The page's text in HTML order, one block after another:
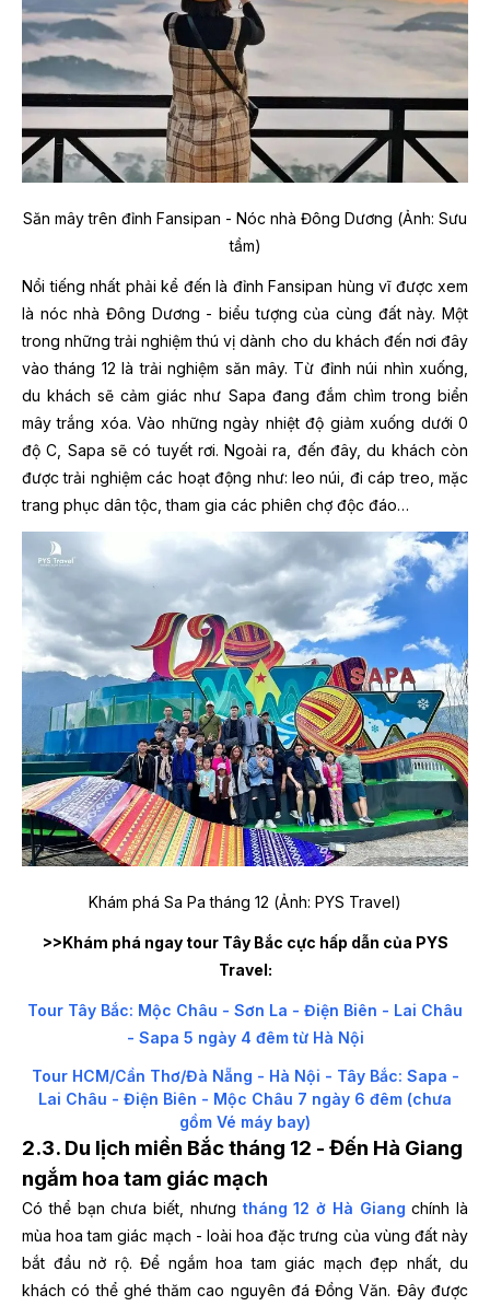
Săn mây trên đỉnh Fansipan - Nóc nhà Đông Dương (Ảnh: Sưu
tầm)
Nổi tiếng nhất phải kể đến là đỉnh Fansipan hùng vĩ được xem
là nóc nhà Đông Dương - biểu tượng của cùng đất này. Một
trong những trải nghiệm thú vị dành cho du khách đến nơi đây
vào tháng 12 là trải nghiệm săn mây. Từ đỉnh núi nhìn xuống,
du khách sẽ cảm giác như Sapa đang đắm chìm trong biển
mây trắng xóa. Vào những ngày nhiệt độ giảm xuống dưới 0
độ C, Sapa sẽ có tuyết rơi. Ngoài ra, đến đây, du khách còn
được trải nghiệm các hoạt động như: leo núi, đi cáp treo, mặc
trang phục dân tộc, tham gia các phiên chợ độc đáo…
Khám phá Sa Pa tháng 12 (Ảnh: PYS Travel)
>>Khám phá ngay tour Tây Bắc cực hấp dẫn của PYS
Travel:
Tour Tây Bắc: Mộc Châu - Sơn La - Điện Biên - Lai Châu
- Sapa 5 ngày 4 đêm từ Hà Nội
Tour HCM/Cần Thơ/Đà Nẵng - Hà Nội - Tây Bắc: Sapa -
Lai Châu - Điện Biên - Mộc Châu 7 ngày 6 đêm (chưa
gồm Vé máy bay)
2.3. Du lịch miền Bắc tháng 12 - Đến Hà Giang
ngắm hoa tam giác mạch
Có thể bạn chưa biết, nhưng tháng 12 ở Hà Giang chính là
mùa hoa tam giác mạch - loài hoa đặc trưng của vùng đất này
bắt đầu nở rộ. Để ngắm hoa tam giác mạch đẹp nhất, du
khách có thể ghé thăm cao nguyên đá Đồng Văn. Đây được